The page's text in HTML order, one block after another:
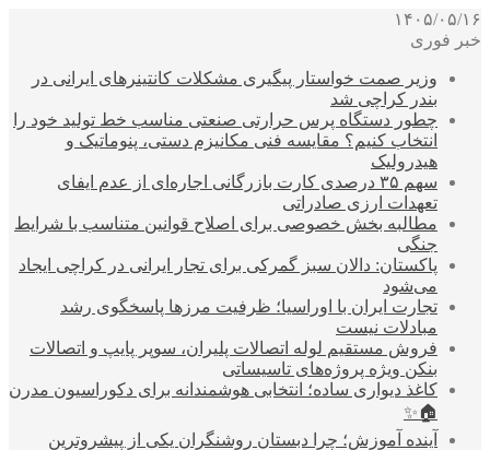
۱۴۰۵/۰۵/۱۶
خبر فوری
وزیر صمت خواستار پیگیری مشکلات کانتینرهای ایرانی در
بندر کراچی شد
چطور دستگاه پرس حرارتی صنعتی مناسب خط تولید خود را
انتخاب کنیم؟ مقایسه فنی مکانیزم دستی، پنوماتیک و
هیدرولیک
سهم ۳۵ درصدی کارت بازرگانی اجاره‌ای از عدم ایفای
تعهدات ارزی صادراتی
مطالبه بخش خصوصی برای اصلاح قوانین متناسب با شرایط
جنگی
پاکستان: دالان سبز گمرکی برای تجار ایرانی در کراچی ایجاد
می‌شود
تجارت ایران با اوراسیا؛ ظرفیت مرزها پاسخگوی رشد
مبادلات نیست
فروش مستقیم لوله اتصالات پلیران، سوپر پایپ و اتصالات
بنکن ویژه پروژه‌های تاسیساتی
کاغذ دیواری ساده؛ انتخابی هوشمندانه برای دکوراسیون مدرن
🏠✨
آینده آموزش؛ چرا دبستان روشنگران یکی از پیشروترین